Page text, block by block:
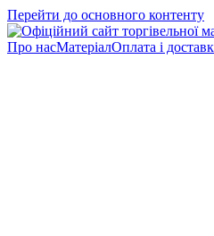
Перейти до основного контенту
Про насМатеріалОплата і